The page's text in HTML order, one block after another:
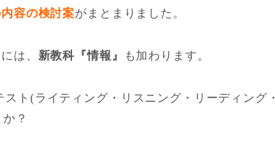
容の検討案がまとまりました。
は、 新教科『情報』 も加わります。
ト(ライティング・リスニング・リーディング・
？